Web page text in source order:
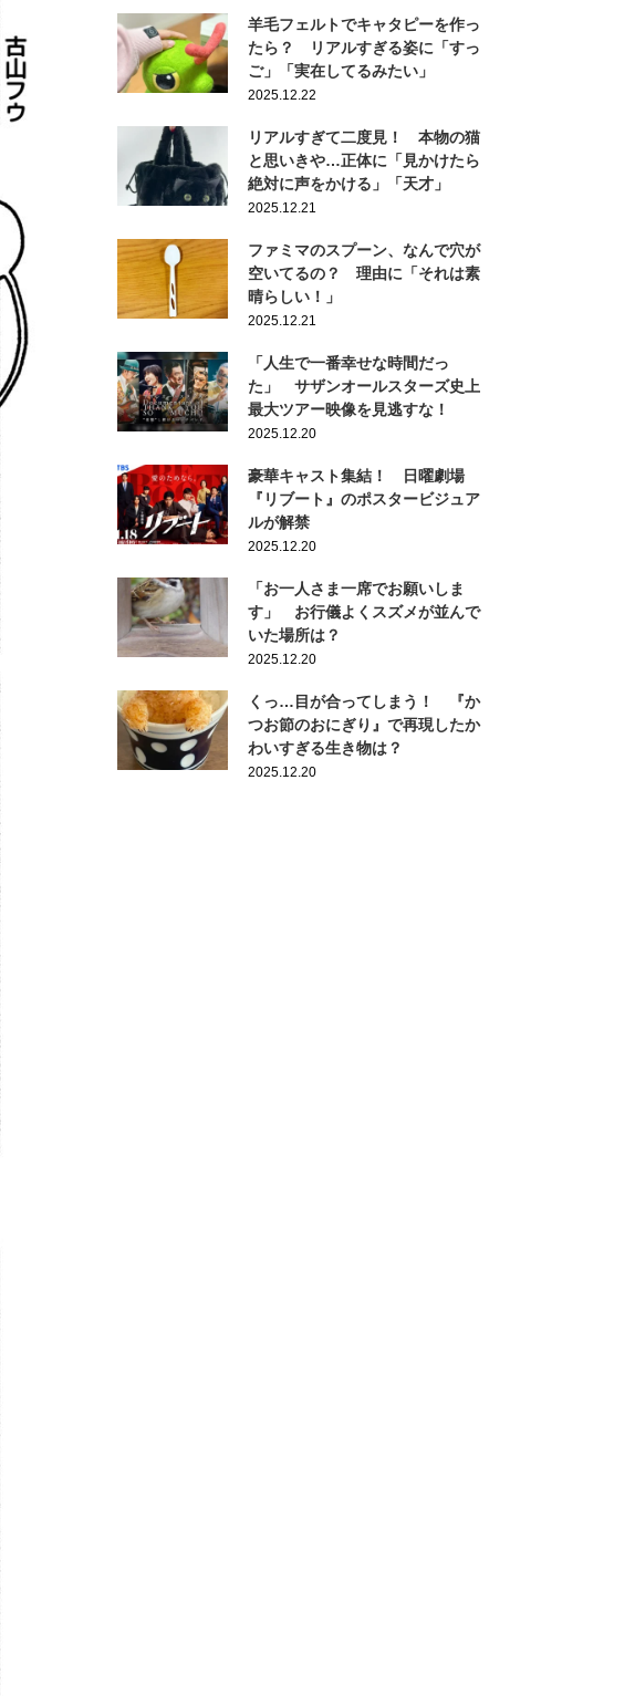
羊毛フェルトでキャタピーを作っ
たら？ リアルすぎる姿に「すっ
ご」「実在してるみたい」
2025.12.22
リアルすぎて二度見！ 本物の猫
と思いきや…正体に「見かけたら
絶対に声をかける」「天才」
2025.12.21
ファミマのスプーン、なんで穴が
空いてるの？ 理由に「それは素
晴らしい！」
2025.12.21
「人生で一番幸せな時間だっ
た」 サザンオールスターズ史上
最大ツアー映像を見逃すな！
2025.12.20
豪華キャスト集結！ 日曜劇場
『リブート』のポスタービジュア
ルが解禁
2025.12.20
「お一人さま一席でお願いしま
す」 お行儀よくスズメが並んで
いた場所は？
2025.12.20
くっ…目が合ってしまう！ 『か
つお節のおにぎり』で再現したか
わいすぎる生き物は？
2025.12.20